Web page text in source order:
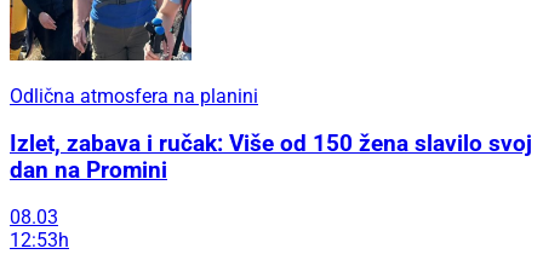
Odlična atmosfera na planini
Izlet, zabava i ručak: Više od 150 žena slavilo svoj
dan na Promini
08.03
12:53h